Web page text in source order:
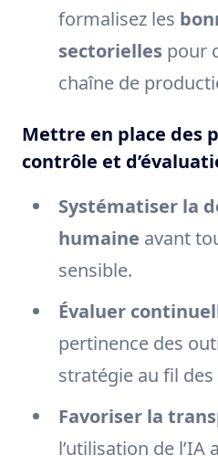
formalisez les
sectorielles pour
chaîne de
Mettre en place des
contrôle et
Systématiser la
humaine avant
sensible.
Évaluer
pertinence des
stratégie au fil
Favoriser la
l’utilisation de l’IA